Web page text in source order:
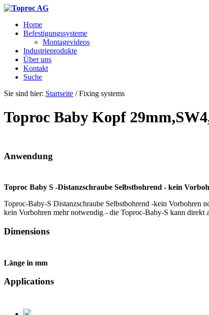
Home
Befestigungssysteme
Montagevideos
Industrieprodukte
Über uns
Kontakt
Suche
Sie sind hier: Startseite / Fixing systems
Toproc Baby Kopf
Anwendung
Toproc Baby S -Distanzschraube Selbstbohrend - kein
Toproc-Baby-S Distanzschraube Selbstbohrend -kein Vorbohren
kein Vorbohren mehr notwendig - die Toproc-Baby-S kann direkt
Dimensions
Länge in mm
Applications